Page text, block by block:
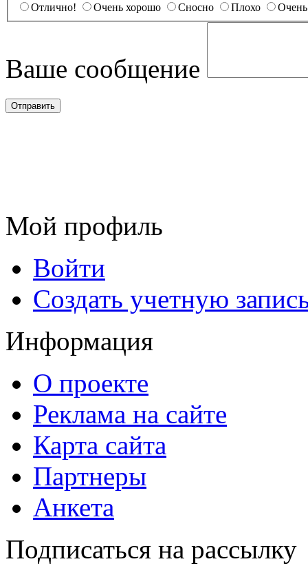
Отлично! Очень хорошо Сносно Плохо
Ваше сообщение
Мой профиль
Войти
Создать учетную
Информация
О проекте
Реклама на сайте
Карта сайта
Партнеры
Анкета
Подписаться на рассылку